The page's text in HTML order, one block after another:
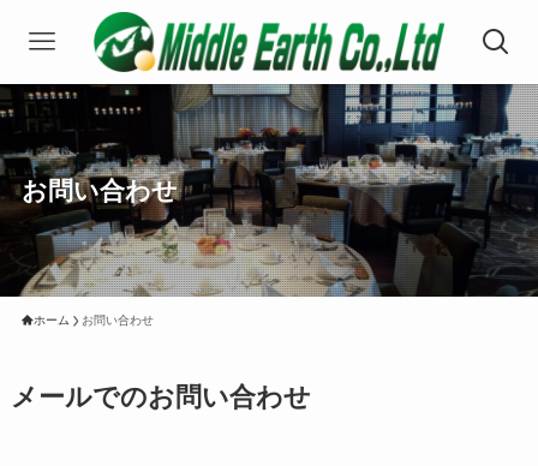
お問い合わせ
ホーム お問い合わせ
メールでのお問い合わせ